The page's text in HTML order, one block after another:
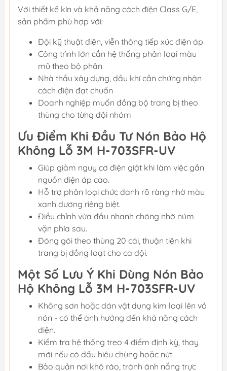
Với thiết kế kín và khả năng cách điện Class G/E,
sản phẩm phù hợp với:
Đội kỹ thuật điện, viễn thông tiếp xúc điện áp
Công trình lớn cần hệ thống phân loại màu
mũ theo bộ phận
Nhà thầu xây dựng, dầu khí cần chứng nhận
cách điện đạt chuẩn
Doanh nghiệp muốn đồng bộ trang bị theo
thùng cho từng đội nhóm
Ưu Điểm Khi Đầu Tư Nón Bảo Hộ
Không Lỗ 3M H-703SFR-UV
Giúp giảm nguy cơ điện giật khi làm việc gần
nguồn điện áp cao.
Hỗ trợ phân loại chức danh rõ ràng nhờ màu
xanh dương riêng biệt.
Điều chỉnh vừa đầu nhanh chóng nhờ núm
vặn phía sau.
Đóng gói theo thùng 20 cái, thuận tiện khi
trang bị đồng loạt cho cả đội.
Một Số Lưu Ý Khi Dùng Nón Bảo
Hộ Không Lỗ 3M H-703SFR-UV
Không sơn hoặc dán vật dụng kim loại lên vỏ
nón - có thể ảnh hưởng đến khả năng cách
điện.
Kiểm tra hệ thống treo 4 điểm định kỳ, thay
mới nếu có dấu hiệu chùng hoặc nứt.
Bảo quản nơi khô ráo, tránh ánh nắng trực